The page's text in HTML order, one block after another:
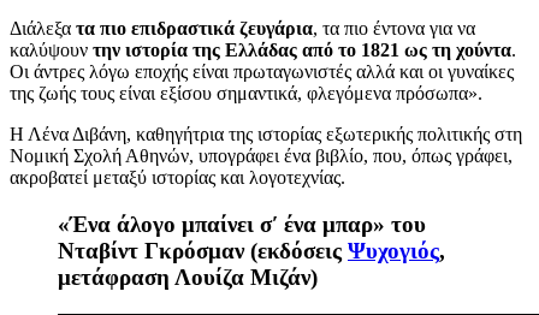
Διάλεξα τα πιο επιδραστικά ζευγάρια, τα πιο έντονα για να
καλύψουν την ιστορία της Ελλάδας από το 1821 ως τη χούντα.
Οι άντρες λόγω εποχής είναι πρωταγωνιστές αλλά και οι γυναίκες
της ζωής τους είναι εξίσου σημαντικά, φλεγόμενα πρόσωπα».
Η Λένα Διβάνη, καθηγήτρια της ιστορίας εξωτερικής πολιτικής στη
Νομική Σχολή Αθηνών, υπογράφει ένα βιβλίο, που, όπως γράφει,
ακροβατεί μεταξύ ιστορίας και λογοτεχνίας.
«Ένα άλογο μπαίνει σ′ ένα μπαρ» του
Νταβίντ Γκρόσμαν (εκδόσεις Ψυχογιός,
μετάφραση Λουίζα Μιζάν)